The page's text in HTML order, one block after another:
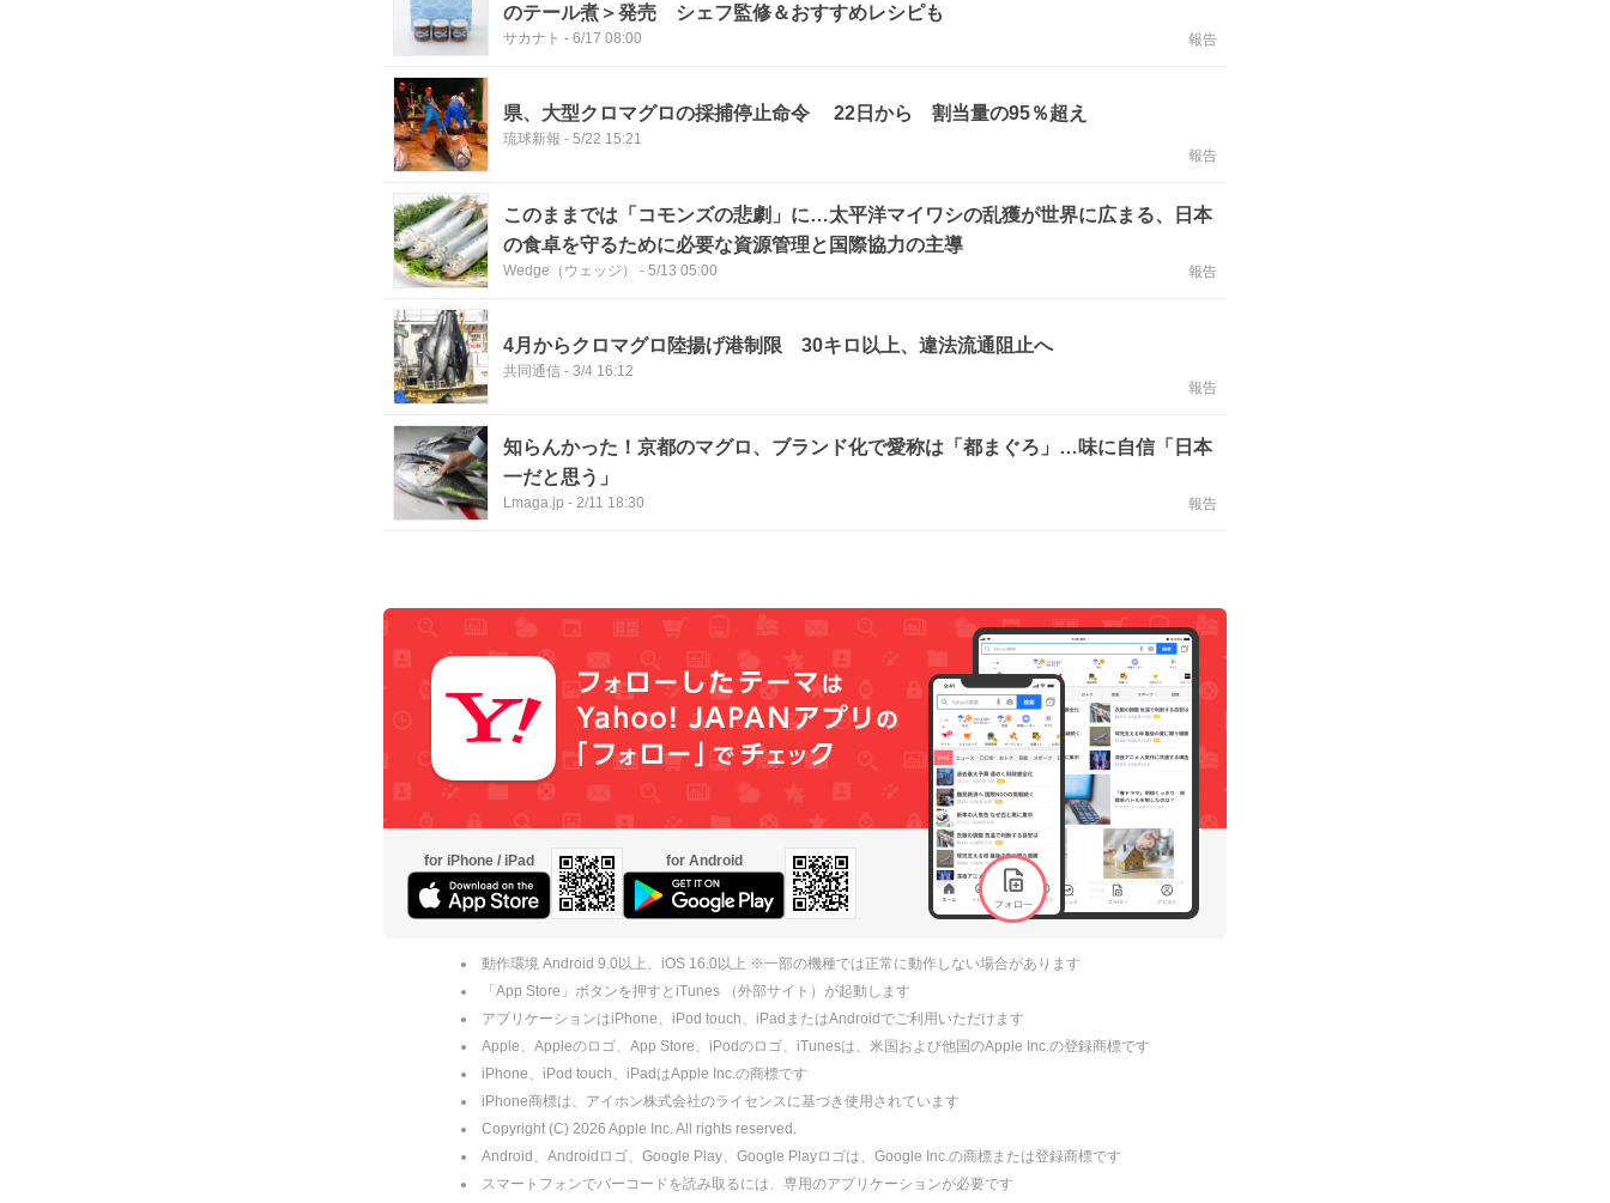
のテール煮＞発売 シェフ監修＆おすすめレシピも
サカナト - 6/17 08:00 報告
県、大型クロマグロの採捕停止命令 22日から 割当量の95％超え
琉球新報 - 5/22 15:21
報告
このままでは「コモンズの悲劇」に…太平洋マイワシの乱獲が世界に広まる、日本
の食卓を守るために必要な資源管理と国際協力の主導
Wedge（ウェッジ） - 5/13 05:00 報告
4月からクロマグロ陸揚げ港制限 30キロ以上、違法流通阻止へ
共同通信 - 3/4 16:12
報告
知らんかった！京都のマグロ、ブランド化で愛称は「都まぐろ」…味に自信「日本
一だと思う」
Lmaga.jp - 2/11 18:30 報告
for iPhone / iPad for Android
動作環境 Android 9.0以上、iOS 16.0以上 ※一部の機種では正常に動作しない場合があります
「App Store」ボタンを押すとiTunes （外部サイト）が起動します
アプリケーションはiPhone、iPod touch、iPadまたはAndroidでご利用いただけます
Apple、Appleのロゴ、App Store、iPodのロゴ、iTunesは、米国および他国のApple Inc.の登録商標です
iPhone、iPod touch、iPadはApple Inc.の商標です
iPhone商標は、アイホン株式会社のライセンスに基づき使用されています
Copyright (C) 2026 Apple Inc. All rights reserved.
Android、Androidロゴ、Google Play、Google Playロゴは、Google Inc.の商標または登録商標です
スマートフォンでバーコードを読み取るには、専用のアプリケーションが必要です